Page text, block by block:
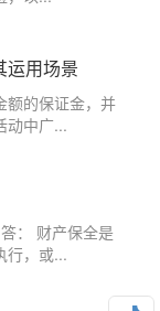
运用场景
额的保证金，并
动中广...
： 财产保全是
行，或...